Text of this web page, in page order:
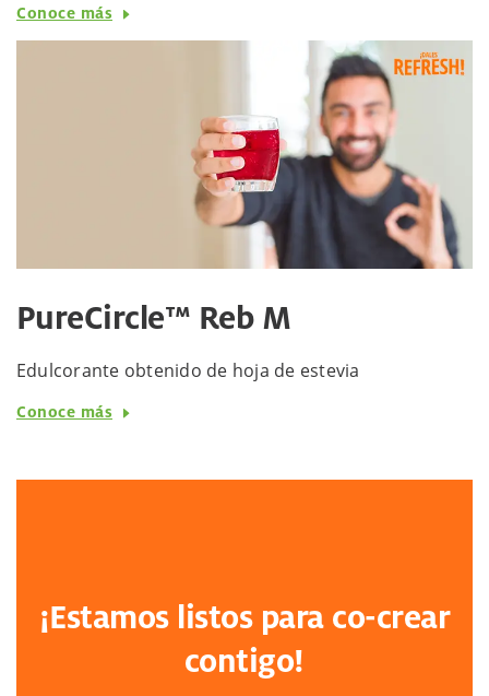
Conoce más
PureCircle™ Reb M
Edulcorante obtenido de hoja de estevia
Conoce más
¡Estamos listos para co-crear
contigo!